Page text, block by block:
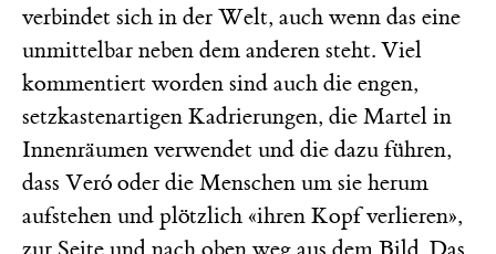
verbindet sich in der Welt, auch wenn das eine
unmittelbar neben dem anderen steht. Viel
kommentiert worden sind auch die engen,
setzkastenartigen Kadrierungen, die Martel in
Innenräumen verwendet und die dazu führen,
dass Veró oder die Menschen um sie herum
aufstehen und plötzlich «ihren Kopf verlieren»,